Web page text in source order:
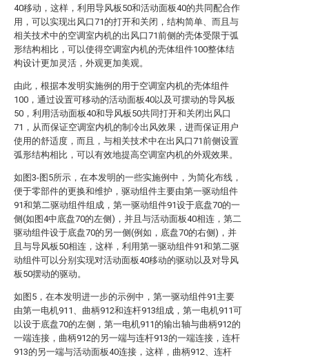
40移动，这样，利用导风板50和活动面板40的共同配合作
用，可以实现出风口71的打开和关闭，结构简单、而且与
相关技术中的空调室内机的出风口71前侧的壳体受限于弧
形结构相比，可以使得空调室内机的壳体组件100整体结
构设计更加灵活，外观更加美观。
由此，根据本发明实施例的用于空调室内机的壳体组件
100，通过设置可移动的活动面板40以及可摆动的导风板
50，利用活动面板40和导风板50共同打开和关闭出风口
71，从而保证空调室内机的制冷出风效果，进而保证用户
使用的舒适度，而且，与相关技术中在出风口71前侧设置
弧形结构相比，可以有效地提高空调室内机的外观效果。
如图3-图5所示，在本发明的一些实施例中，为简化布线，
便于零部件的更换和维护，驱动组件主要由第一驱动组件
91和第二驱动组件组成，第一驱动组件91设于底盘70的一
侧(如图4中底盘70的左侧)，并且与活动面板40相连，第二
驱动组件设于底盘70的另一侧(例如，底盘70的右侧)，并
且与导风板50相连，这样，利用第一驱动组件91和第二驱
动组件可以分别实现对活动面板40移动的驱动以及对导风
板50摆动的驱动。
如图5，在本发明进一步的示例中，第一驱动组件91主要
由第一电机911、曲柄912和连杆913组成，第一电机911可
以设于底盘70的左侧，第一电机911的输出轴与曲柄912的
一端连接，曲柄912的另一端与连杆913的一端连接，连杆
913的另一端与活动面板40连接，这样，曲柄912、连杆